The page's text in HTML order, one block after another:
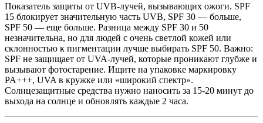
Показатель защиты от UVB-лучей, вызывающих ожоги. SPF
15 блокирует значительную часть UVB, SPF 30 — больше,
SPF 50 — еще больше. Разница между SPF 30 и 50
незначительна, но для людей с очень светлой кожей или
склонностью к пигментации лучше выбирать SPF 50. Важно:
SPF не защищает от UVA-лучей, которые проникают глубже и
вызывают фотостарение. Ищите на упаковке маркировку
PA+++, UVA в кружке или «широкий спектр».
Солнцезащитные средства нужно наносить за 15-20 минут до
выхода на солнце и обновлять каждые 2 часа.